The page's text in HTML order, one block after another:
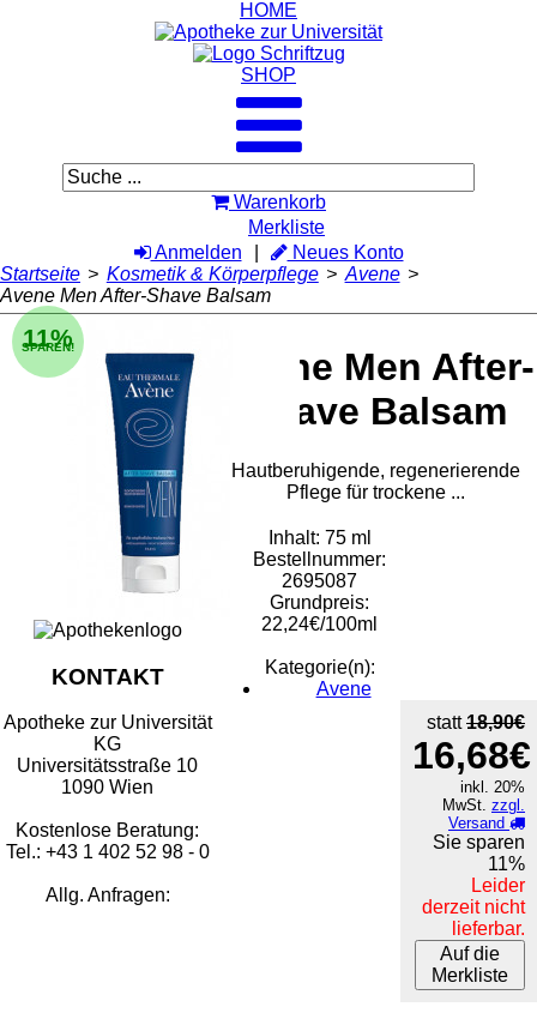
HOME
SHOP
Warenkorb
Merkliste
Anmelden
Neues Konto
Startseite > Kosmetik & Körperpflege > Avene >
Avene Men After-Shave Balsam
Avene Men After-
Shave Balsam
11%
SPAREN!
Hautberuhigende, regenerierende
Pflege für trockene ...
Inhalt: 75 ml
Bestellnummer:
2695087
Grundpreis:
22,24€/100ml
Kategorie(n):
Avene
statt18,90€
16,68€
inkl. 20%
MwSt. zzgl.
Versand
Sie sparen
11%
Leider
derzeit nicht
lieferbar.
Auf die
Merkliste
KONTAKT
Apotheke zur Universität
KG
Universitätsstraße 10
1090 Wien
Kostenlose Beratung:
Tel.: +43 1 402 52 98 - 0
Allg. Anfragen: